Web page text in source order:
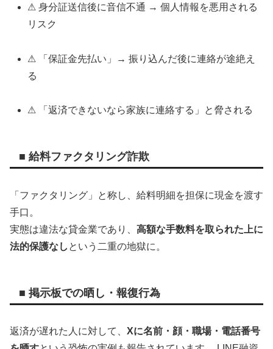
⚠ 身分証送信後に音信不通 → 個人情報を悪用される
リスク
⚠ 「保証金先払い」→ 振り込んだ後に連絡が途絶え
る
⚠ 「返済できないなら家族に連絡する」と脅される
■ 給料ファクタリング詐欺
「ファクタリング」と称し、給料明細を担保に現金を渡す
手口。
実態は違法な貸金業であり、 高額な手数料を取られた上に
法的保護なし という二重の地獄に。
■ 掲示板での晒し・報復行為
返済が遅れた人に対して、 Xに名前・顔・職場・電話番号